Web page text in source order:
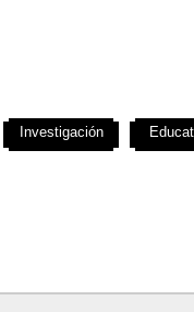
Investigación